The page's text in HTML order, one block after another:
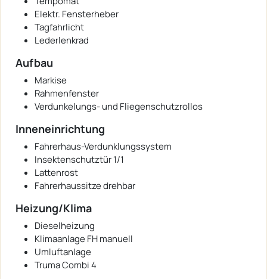
Elektr. Fensterheber
Tagfahrlicht
Lederlenkrad
Aufbau
Markise
Rahmenfenster
Verdunkelungs- und Fliegenschutzrollos
Inneneinrichtung
Fahrerhaus-Verdunklungssystem
Insektenschutztür 1/1
Lattenrost
Fahrerhaussitze drehbar
Heizung/Klima
Dieselheizung
Klimaanlage FH manuell
Umluftanlage
Truma Combi 4